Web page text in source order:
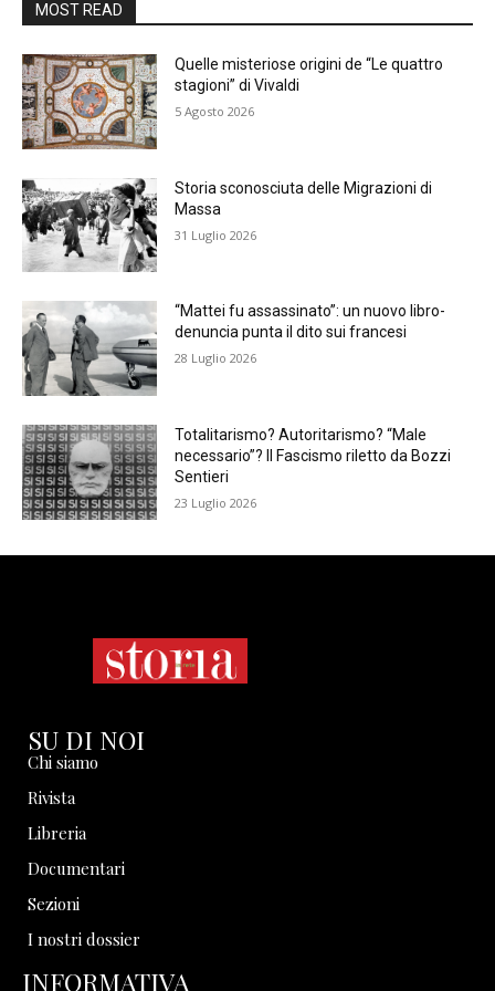
MOST READ
Quelle misteriose origini de “Le quattro
stagioni” di Vivaldi
5 Agosto 2026
Storia sconosciuta delle Migrazioni di
Massa
31 Luglio 2026
“Mattei fu assassinato”: un nuovo libro-
denuncia punta il dito sui francesi
28 Luglio 2026
Totalitarismo? Autoritarismo? “Male
necessario”? Il Fascismo riletto da Bozzi
Sentieri
23 Luglio 2026
SU DI NOI
Chi siamo
Rivista
Libreria
Documentari
Sezioni
I nostri dossier
INFORMATIVA